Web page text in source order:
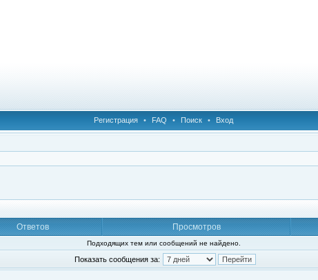
Регистрация • FAQ • Поиск • Вход
Ответов Просмотров
Подходящих тем или сообщений не найдено.
Показать сообщения за: